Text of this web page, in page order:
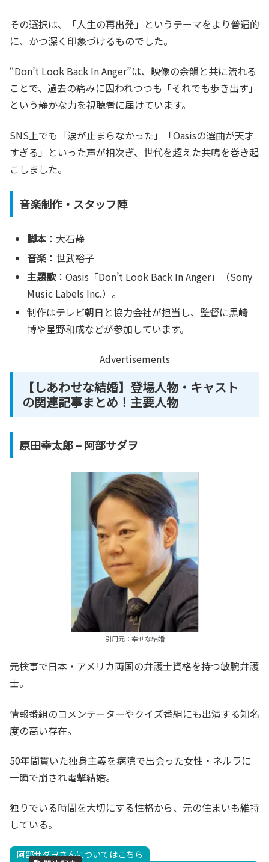
その選択は、「人生の再出発」というテーマをより普遍的
に、かつ深く印象づけるものでした。
“Don’t Look Back In Anger”は、映像の余韻と共に流れる
ことで、過去の痛みに囚われつつも「それでも歩き出す」
という静かな力を視聴者に届けています。
SNS上でも「涙が止まらなかった」「Oasisの選曲が天才
すぎる」といった声が相次ぎ、世代を超えた共鳴を巻き起
こしました。
音楽制作・スタッフ陣
脚本 ：大石静
音楽 ：世武裕子
主題歌：Oasis「Don’t Look Back In Anger」（Sony
Music Labels Inc.）。
制作はテレビ朝日と協力会社が担当し、監督に黒崎
博や星野和成などが参加しています。
Advertisements
【しあわせな結婚】登場人物・キャスト
の関連記事まとめ！主要人物
原田幸太郎 – 阿部サダヲ
引用元：幸せな結婚
元検事で日本・アメリカ両国の弁護士資格を持つ敏腕弁護
士。
情報番組のコメンテーターやクイズ番組にも出演する知名
度の高い存在。
50年間貫いた独身主義を病院で出会った女性・ネルラに
一瞬で崩され電撃結婚。
独りでいる時間を大切にする性格から、元の住まいも維持
している。
阿部サダヲさんについてはこちら